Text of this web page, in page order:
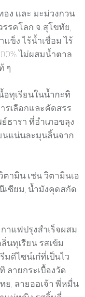
อง และ มะม่วงกวน
รคโลก จ.สุโขทัย,
ข็ง ไร้น้ำเชื่อม ไร้
ไม่ผสมน้ำตาล
ๆ
อทุเรียนในน้ำกะทิ
รเลือกและคัดสรร
ารา ที่อําเภอขลุง
นแน่นละมุนลิ้นจาก
ามิน เช่น วิตามินเอ
ซียม, น้ำมังคุดสกัด
าแฟปรุงสำเร็จผสม
นทุเรียน รสเข้ม
มดีไซน์เก๋ที่เป็นไว
ลายกระเบื้องวัด
, ลายออเจ้า พี่หมื่น